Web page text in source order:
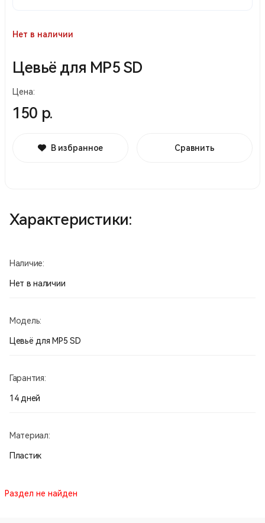
Нет в наличии
Цевьё для MP5 SD
Цена:
150 р.
В избранное Сравнить
Характеристики:
Наличие:
Нет в наличии
Модель:
Цевьё для MP5 SD
Гарантия:
14 дней
Материал:
Пластик
Раздел не найден